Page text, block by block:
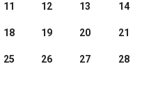
11 12 13 14
18 19 20 21
25 26 27 28